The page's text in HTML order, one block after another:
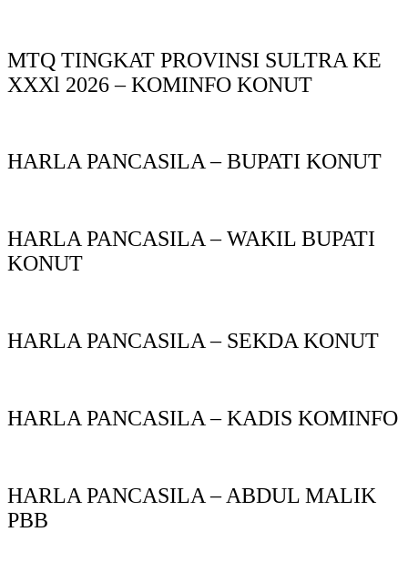
MTQ TINGKAT PROVINSI SULTRA KE
XXXl 2026 – KOMINFO KONUT
HARLA PANCASILA – BUPATI KONUT
HARLA PANCASILA – WAKIL BUPATI
KONUT
HARLA PANCASILA – SEKDA KONUT
HARLA PANCASILA – KADIS KOMINFO
HARLA PANCASILA – ABDUL MALIK
PBB